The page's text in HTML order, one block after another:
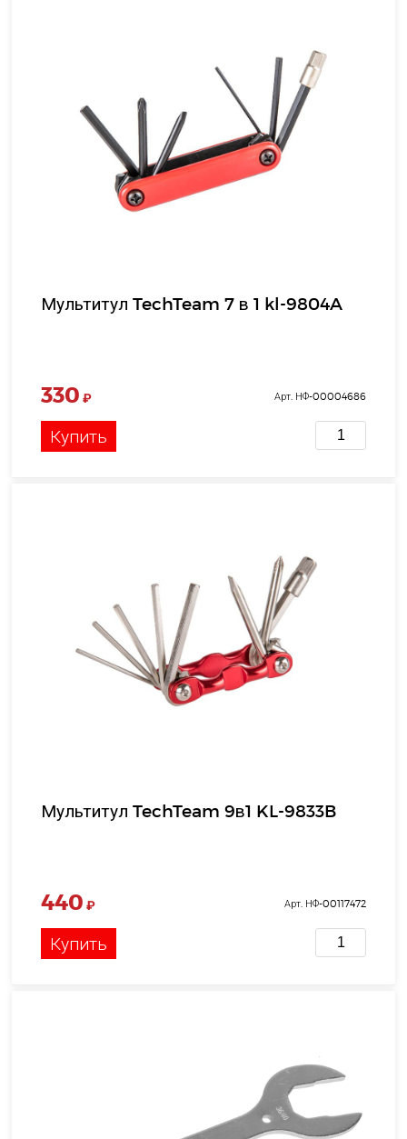
Мультитул TechTeam 7 в 1 kl-9804A
330 ₽ Арт. НФ-00004686
Купить
Мультитул TechTeam 9в1 KL-9833B
440 ₽ Арт. НФ-00117472
Купить